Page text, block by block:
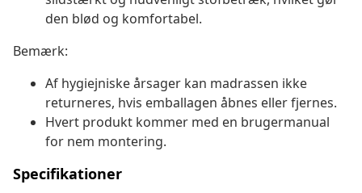
den blød og komfortabel.
Bemærk:
Af hygiejniske årsager kan madrassen ikke
returneres, hvis emballagen åbnes eller fjernes.
Hvert produkt kommer med en brugermanual
for nem montering.
Specifikationer